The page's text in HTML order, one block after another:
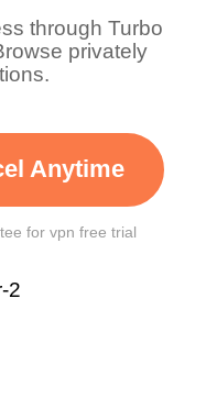
through Turbo
privately
Anytime
for vpn free trial